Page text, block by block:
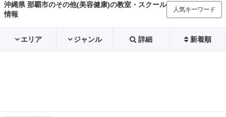
沖縄県 那覇市のその他(美容健康)の教室・スクール
情報
人気キーワード
エリア ジャンル 詳細 新着順